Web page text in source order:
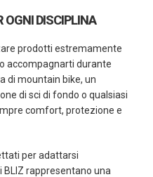
OGNI DISCIPLINA
prodotti estremamente
accompagnarti durante
di mountain bike, un
di sci di fondo o qualsiasi
comfort, protezione e
per adattarsi
rappresentano una